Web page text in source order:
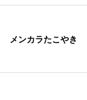
メンカラたこやき